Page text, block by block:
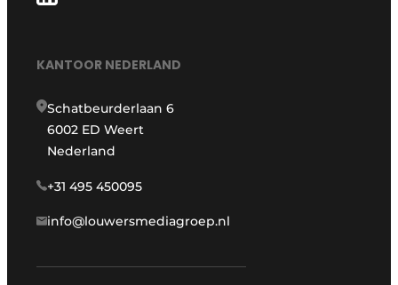
KANTOOR NEDERLAND
Schatbeurderlaan 6
6002 ED Weert
Nederland
+31 495 450095
info@louwersmediagroep.nl